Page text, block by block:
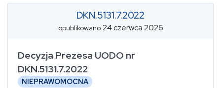
DKN.5131.7.2022
opublikowano 24 czerwca 2026
Decyzja Prezesa UODO nr
DKN.5131.7.2022
NIEPRAWOMOCNA